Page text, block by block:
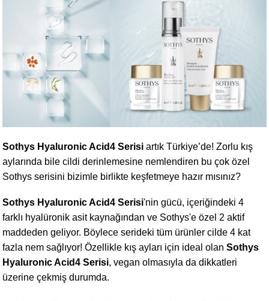
Sothys Hyaluronic Acid4 Serisi artık Türkiye’de! Zorlu kış
aylarında bile cildi derinlemesine nemlendiren bu çok özel
Sothys serisini bizimle birlikte keşfetmeye hazır mısınız?
Sothys Hyaluronic Acid4 Serisi'nin gücü, içeriğindeki 4
farklı hyalüronik asit kaynağından ve Sothys'e özel 2 aktif
maddeden geliyor. Böylece serideki tüm ürünler cilde 4 kat
fazla nem sağlıyor! Özellikle kış ayları için ideal olanSothys
Hyaluronic Acid4 Serisi, vegan olmasıyla da dikkatleri
üzerine çekmiş durumda.